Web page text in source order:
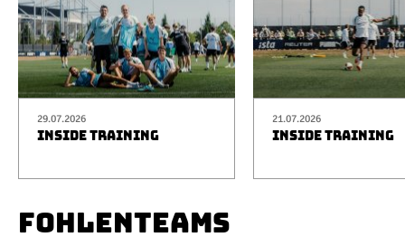
29.07.2026
INSIDE TRAINING
21.07.2026
INSIDE TRAINING
FOHLENTEAMS